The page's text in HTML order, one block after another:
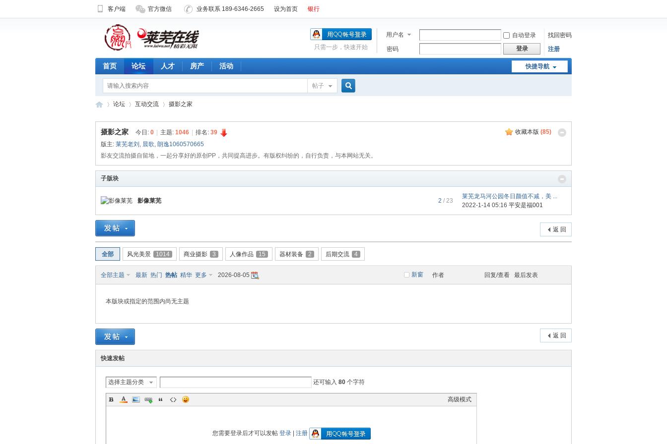
客户端 官方微信 业务联系 189-6346-2665 设为首页 银行
用户名 自动登录
找回密码
密码
登录 注册
只需一步，快速开始
快捷导航
首页 论坛 人才 房产 活动
帖子
济
南
在
»
论坛
›
互动交流
›
摄影之家
收藏本版 (85)
摄影之家 今日: 0 主题: 1046 排名: 39
版主: 莱芜老刘 , 晨歌, 朗逸1060570665
影友交流拍摄自留地，一起分享好的原创PP，共同提高进步。有版权纠纷的，自行负责，与本网站无关。
子版块
影像莱芜 2 / 23
莱芜龙马河公园冬日颜值不减，美 ...
2022-1-14 05:16 平安是福001
返 回
全部 风光美景 1014 商业摄影 3 人像作品 15 器材装备 2 后期交流 4
新窗
全部主题 最新 热门 热帖 精华 更多 2026-08-05 作者 回复/查看 最后发表
本版块或指定的范围内尚无主题
返 回
快速发帖
选择主题分类 还可输入 80 个字符
高级模式
您需要登录后才可以发帖 登录| 注册